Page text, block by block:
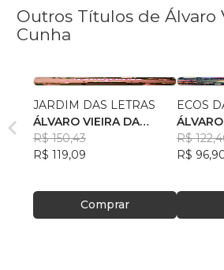
Outros Títulos de Álvaro
Cunha
JARDIM DAS LETRAS
ÁLVARO VIEIRA DA
CUNHA
R$ 150,43
R$ 119,09
Comprar
ECOS
CUNHA
R$
R$